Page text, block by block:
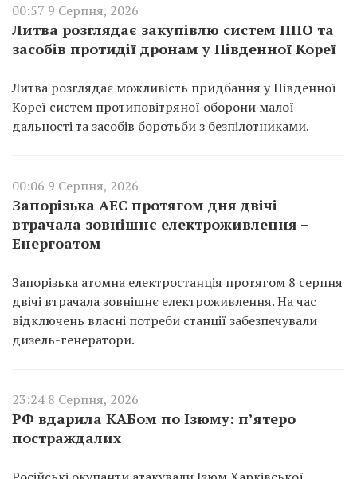
00:57 9 Серпня, 2026
Литва розглядає закупівлю систем ППО та
засобів протидії дронам у Південної Кореї
Литва розглядає можливість придбання у Південної
Кореї систем протиповітряної оборони малої
дальності та засобів боротьби з безпілотниками.
00:06 9 Серпня, 2026
Запорізька АЕС протягом дня двічі
втрачала зовнішнє електроживлення –
Енергоатом
Запорізька атомна електростанція протягом 8 серпня
двічі втрачала зовнішнє електроживлення. На час
відключень власні потреби станції забезпечували
дизель-генератори.
23:24 8 Серпня, 2026
РФ вдарила КАБом по Ізюму: п’ятеро
постраждалих